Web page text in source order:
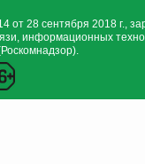
28 сентября 2018 г.,
информационных